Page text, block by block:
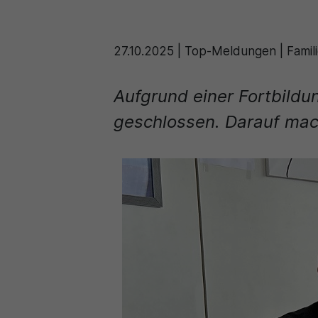
27.10.2025 Top-Meldungen |
Aufgrund einer
geschlossen. Darauf